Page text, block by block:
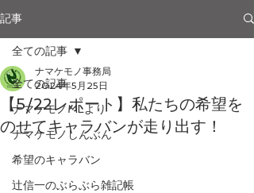
記事
全ての記事
ナマケモノMLより
ナマケモノしんぶん
希望のキャラバン
辻信一のぶらぶら雑記帳
全ての記事
【5/22レポート】私たちの希望を
のせてキャラバンが走り出す！
ナマケモノ事務局
2024年5月25日